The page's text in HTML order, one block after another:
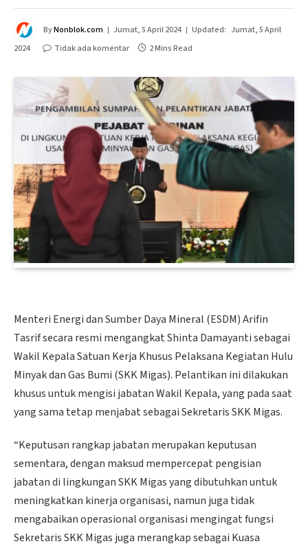
ByNonblok.com Jumat, 5 April 2024 Updated: Jumat, 5 April
2024
Tidak ada komentar 2 Mins Read
Menteri Energi dan Sumber Daya Mineral (ESDM) Arifin
Tasrif secara resmi mengangkat Shinta Damayanti sebagai
Wakil Kepala Satuan Kerja Khusus Pelaksana Kegiatan Hulu
Minyak dan Gas Bumi (SKK Migas). Pelantikan ini dilakukan
khusus untuk mengisi jabatan Wakil Kepala, yang pada saat
yang sama tetap menjabat sebagai Sekretaris SKK Migas.
“Keputusan rangkap jabatan merupakan keputusan
sementara, dengan maksud mempercepat pengisian
jabatan di lingkungan SKK Migas yang dibutuhkan untuk
meningkatkan kinerja organisasi, namun juga tidak
mengabaikan operasional organisasi mengingat fungsi
Sekretaris SKK Migas juga merangkap sebagai Kuasa